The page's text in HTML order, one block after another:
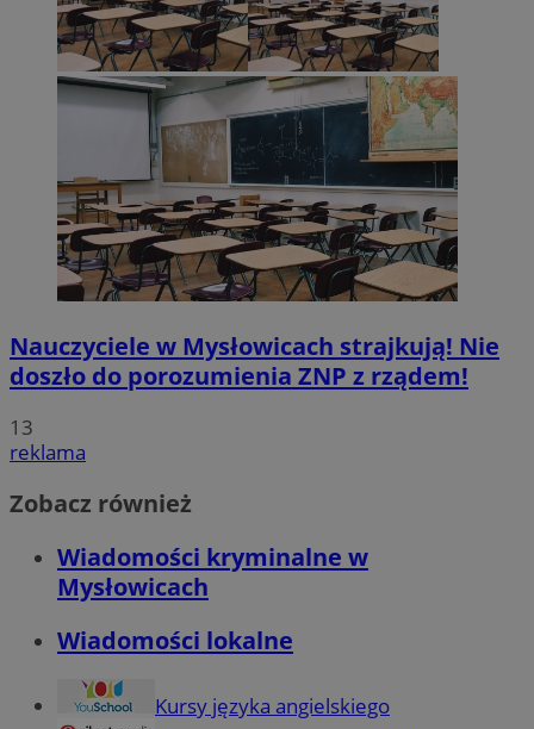
Nauczyciele w Mysłowicach strajkują! Nie
doszło do porozumienia ZNP z rządem!
13
reklama
Zobacz również
Wiadomości kryminalne w
Mysłowicach
Wiadomości lokalne
Kursy języka angielskiego